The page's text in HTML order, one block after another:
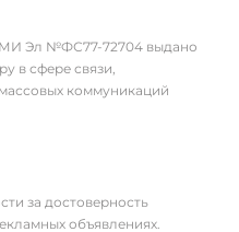
Эл №ФС77-72704 выдано
в сфере связи,
коммуникаций
за достоверность
объявлениях.